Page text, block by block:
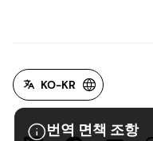
번역 면책 조항
KO-KR